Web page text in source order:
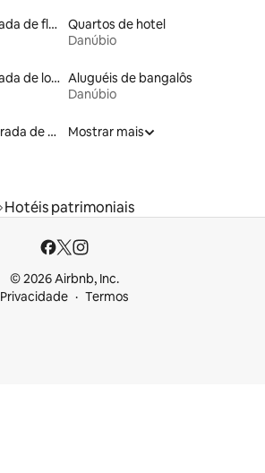
Aluguel por temporada de flats
Quartos de hotel
Danúbio
Aluguel por temporada de lofts Aluguéis de bangalôs
Danúbio
Aluguéis por temporada de acomodações de luxo
Mostrar mais
Hotéis patrimoniais
© 2026 Airbnb, Inc.
Privacidade
Termos